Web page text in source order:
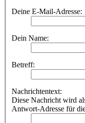
Deine E-Mail-Adresse:
Dein Name:
Betreff:
Nachrichtentext:
Diese Nachricht wird
Antwort-Adresse für